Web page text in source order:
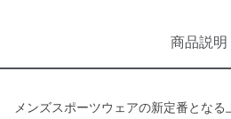
商品説明
メンズスポーツウェアの新定番とな